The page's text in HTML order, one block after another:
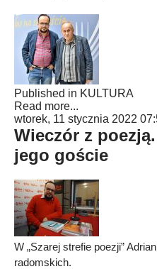
Published in KULTURA
Read more...
wtorek, 11 stycznia 2022
Wieczór z
jego goście
W „Szarej strefie poezji”
radomskich.